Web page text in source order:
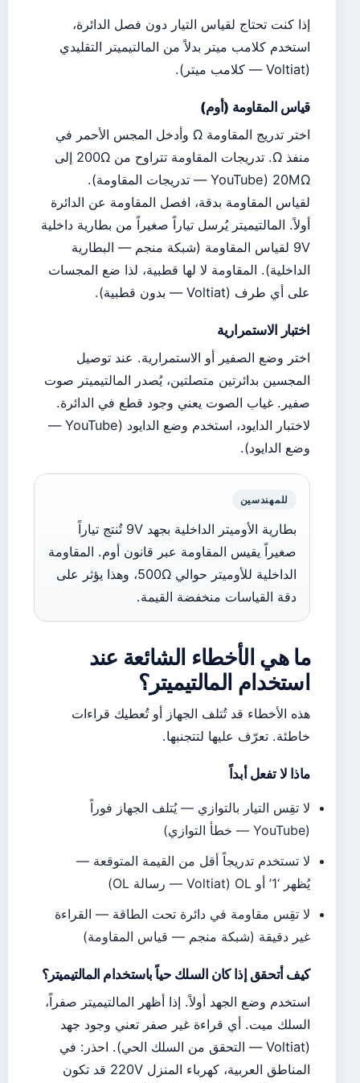
إذا كنت تحتاج لقياس التيار دون فصل الدائرة،
استخدم كلامب ميتر بدلاً من المالتيميتر التقليدي
(Voltiat — كلامب ميتر).
قياس المقاومة (أوم)
اختر تدريج المقاومة Ω وأدخل المجس الأحمر في
منفذ Ω. تدريجات المقاومة تتراوح من 200Ω إلى
20MΩ (YouTube — تدريجات المقاومة).
لقياس المقاومة بدقة، افصل المقاومة عن الدائرة
أولاً. المالتيميتر يُرسل تياراً صغيراً من بطارية داخلية
9V لقياس المقاومة (شبكة منجم — البطارية
الداخلية). المقاومة لا لها قطبية، لذا ضع المجسات
على أي طرف (Voltiat — بدون قطبية).
اختبار الاستمرارية
اختر وضع الصفير أو الاستمرارية. عند توصيل
المجسين بدائرتين متصلتين، يُصدر المالتيميتر صوت
صفير. غياب الصوت يعني وجود قطع في الدائرة.
لاختبار الدايود، استخدم وضع الدايود (YouTube —
وضع الدايود).
للمهندسين
بطارية الأوميتر الداخلية بجهد 9V تُنتج تياراً
صغيراً يقيس المقاومة عبر قانون أوم. المقاومة
الداخلية للأوميتر حوالي 500Ω، وهذا يؤثر على
دقة القياسات منخفضة القيمة.
ما هي الأخطاء الشائعة عند
استخدام المالتيميتر؟
هذه الأخطاء قد تُتلف الجهاز أو تُعطيك قراءات
خاطئة. تعرّف عليها لتتجنبها.
ماذا لا تفعل أبداً
لا تقِس التيار بالتوازي — يُتلف الجهاز فوراً
(YouTube — خطأ التوازي)
لا تستخدم تدريجاً أقل من القيمة المتوقعة —
يُظهر ‘1’ أو OL (Voltiat — رسالة OL)
لا تقِس مقاومة في دائرة تحت الطاقة — القراءة
غير دقيقة (شبكة منجم — قياس المقاومة)
كيف أتحقق إذا كان السلك حياً باستخدام المالتيميتر؟
استخدم وضع الجهد أولاً. إذا أظهر المالتيميتر صفراً،
السلك ميت. أي قراءة غير صفر تعني وجود جهد
(Voltiat — التحقق من السلك الحي). احذر: في
المناطق العربية، كهرباء المنزل 220V قد تكون